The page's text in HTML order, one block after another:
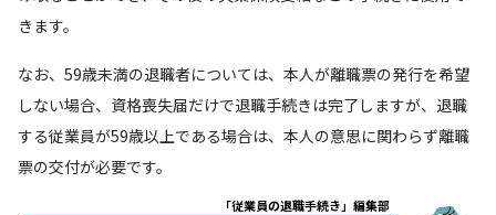
きます。
なお、59歳未満の退職者については、本人が離職票の発行を希望
しない場合、資格喪失届だけで退職手続きは完了しますが、退職
する従業員が59歳以上である場合は、本人の意思に関わらず離職
票の交付が必要です。
「従業員の退職手続き」編集部